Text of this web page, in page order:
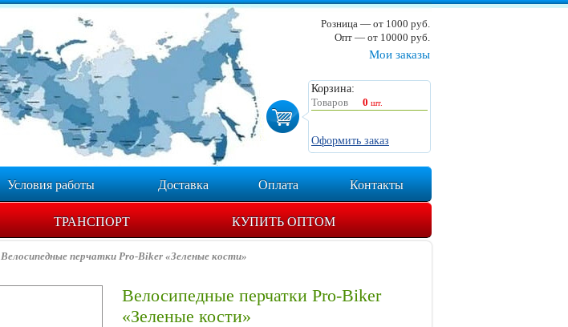
Мои заказы
Корзина:
Товаров
0 шт.
Оформить заказ
Розница — от 1000 руб.
Опт — от 10000 руб.
Условия работы Доставка Оплата Контакты
ТРАНСПОРТ КУПИТЬ ОПТОМ
Велосипедные перчатки Pro-Biker «Зеленые кости»
Велосипедные перчатки Pro-Biker
«Зеленые кости»